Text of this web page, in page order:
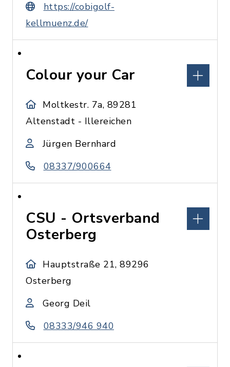
https://cobigolf-
kellmuenz.de/
Colour your Car
Moltkestr. 7a, 89281
Altenstadt - Illereichen
Jürgen Bernhard
08337/900664
CSU - Ortsverband
Osterberg
Hauptstraße 21, 89296
Osterberg
Georg Deil
08333/946 940